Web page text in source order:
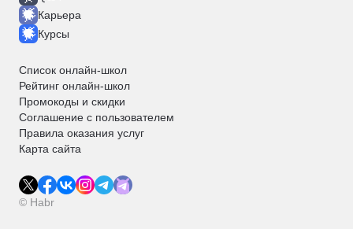
Карьера
Курсы
Список онлайн-школ
Рейтинг онлайн-школ
Промокоды и скидки
Соглашение с пользователем
Правила оказания услуг
Карта сайта
© Habr